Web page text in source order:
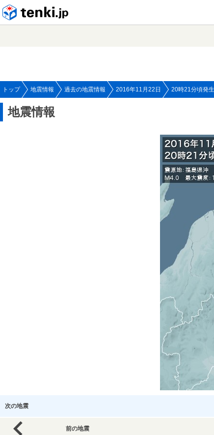
トップ 地震情報 過去の地震情報 2016年11月22日 20時21分頃発
地震情報
次の地震
前の地震